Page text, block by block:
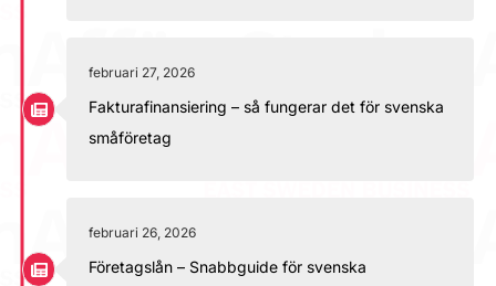
februari 27, 2026
Fakturafinansiering – så fungerar det för svenska
småföretag
februari 26, 2026
Företagslån – Snabbguide för svenska